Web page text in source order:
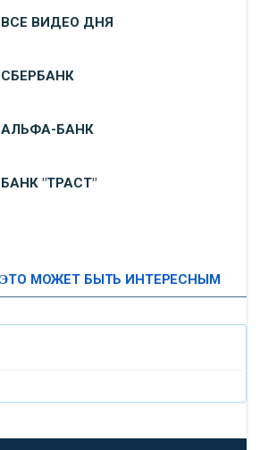
ВСЕ ВИДЕО ДНЯ
СБЕРБАНК
АЛЬФА-БАНК
БАНК "ТРАСТ"
ЭТО МОЖЕТ БЫТЬ ИНТЕРЕСНЫМ